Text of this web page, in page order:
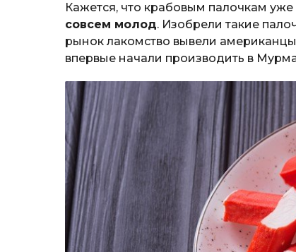
Кажется, что крабовым палочкам
совсем молод. Изобрели такие
рынок лакомство вывели
впервые начали производить в